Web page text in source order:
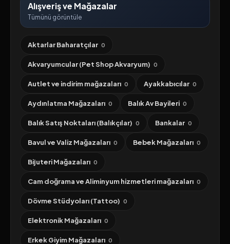
Alışveriş ve Mağazalar
Tümünü görüntüle
Aktarlar Baharatçılar 0
Akvaryumcular (Pet Shop Akvaryum) 0
Autlet ve indirim mağazaları 0 Ayakkabıcılar 0
Aydınlatma Mağazaları 0 Balık Av Bayileri 0
Balık Satış Noktaları (Balıkçılar) 0 Bankalar 0
Bavul ve Valiz Mağazaları 0 Bebek Mağazaları 0
Bijuteri Mağazaları 0
Cam doğrama ve Aliminyum hizmetleri mağazaları 0
Dövme Stüdyoları (Tattoo) 0
Elektronik Mağazaları 0
Erkek Giyim Mağazaları 0